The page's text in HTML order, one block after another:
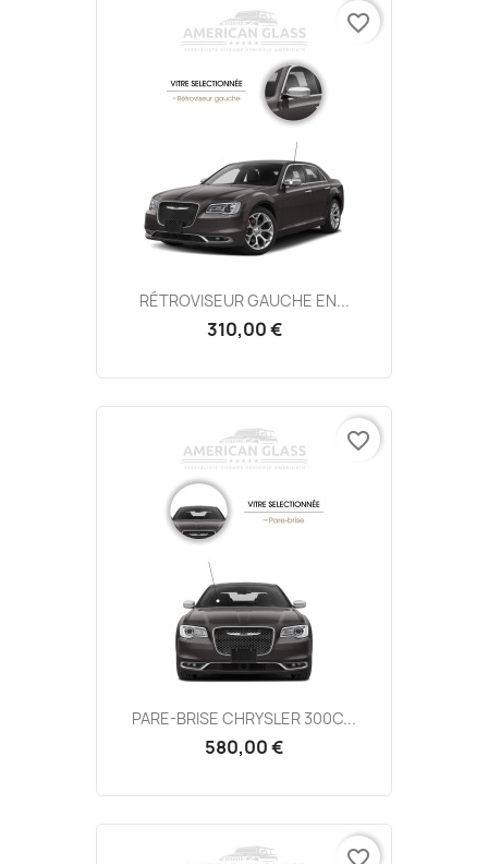
RÉTROVISEUR GAUCHE EN...
310,00 €
favorite_border
PARE-BRISE CHRYSLER 300C...
580,00 €
favorite_border
favorite_border